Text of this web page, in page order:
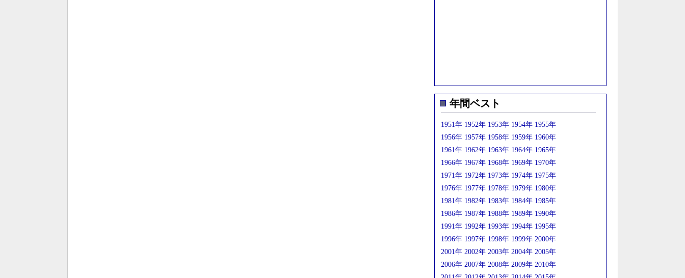
年間ベスト
1951年 1952年 1953年 1954年 1955年
1956年 1957年 1958年 1959年 1960年
1961年 1962年 1963年 1964年 1965年
1966年 1967年 1968年 1969年 1970年
1971年 1972年 1973年 1974年 1975年
1976年 1977年 1978年 1979年 1980年
1981年 1982年 1983年 1984年 1985年
1986年 1987年 1988年 1989年 1990年
1991年 1992年 1993年 1994年 1995年
1996年 1997年 1998年 1999年 2000年
2001年 2002年 2003年 2004年 2005年
2006年 2007年 2008年 2009年 2010年